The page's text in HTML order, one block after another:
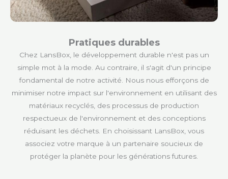
Pratiques durables
Chez LansBox, le développement durable n'est pas un
simple mot à la mode. Au contraire, il s'agit d'un principe
fondamental de notre activité. Nous nous efforçons de
minimiser notre impact sur l'environnement en utilisant des
matériaux recyclés, des processus de production
respectueux de l'environnement et des conceptions
réduisant les déchets. En choisissant LansBox, vous
associez votre marque à un partenaire soucieux de
protéger la planète pour les générations futures.